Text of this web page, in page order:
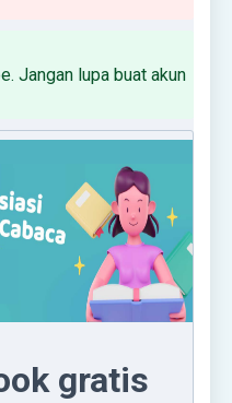
Jangan lupa buat akun
gratis